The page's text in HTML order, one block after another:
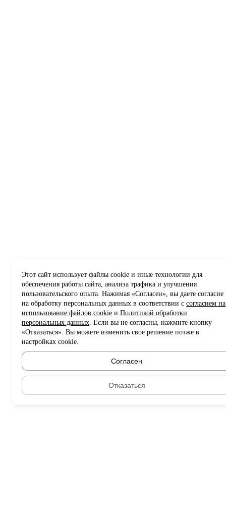
Этот сайт использует файлы cookie и иные технологии для
обеспечения работы сайта, анализа трафика и улучшения
пользовательского опыта. Нажимая «Согласен», вы даете согласие
на обработку персональных данных в соответствии ссогласием на
использование файлов cookie иПолитикой обработки
персональных данных. Если вы не согласны, нажмите кнопку
«Отказаться». Вы можете изменить свое решение позже в
настройках cookie.
Согласен
Отказаться